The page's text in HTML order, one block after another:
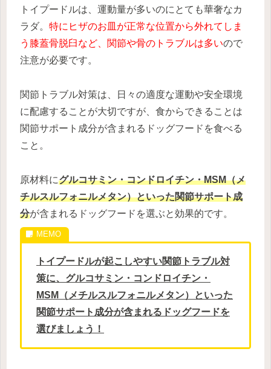
トイプードルは、運動量が多いのにとても華奢なカ
ラダ。 特にヒザのお皿が正常な位置から外れてしま
う膝蓋骨脱臼など、関節や骨のトラブルは多いので
注意が必要です。
関節トラブル対策は、日々の適度な運動や安全環境
に配慮することが大切ですが、食からできることは
関節サポート成分が含まれるドッグフードを食べる
こと。
原材料にグルコサミン・コンドロイチン・MSM（メ
チルスルフォニルメタン）といった関節サポート成
分が含まれるドッグフードを選ぶと効果的です。
トイプードルが起こしやすい関節トラブル対
策に、グルコサミン・コンドロイチン・
MSM（メチルスルフォニルメタン）といった
関節サポート成分が含まれるドッグフードを
選びましょう！